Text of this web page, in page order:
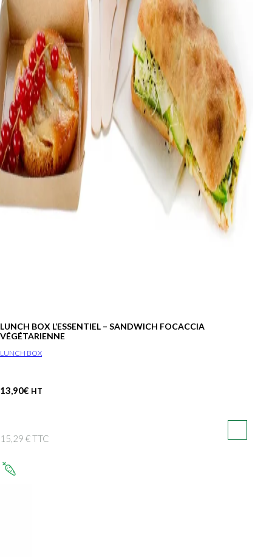
LUNCH BOX L’ESSENTIEL – SANDWICH FOCACCIA
VÉGÉTARIENNE
LUNCH BOX
13,90€ HT
15,29 € TTC